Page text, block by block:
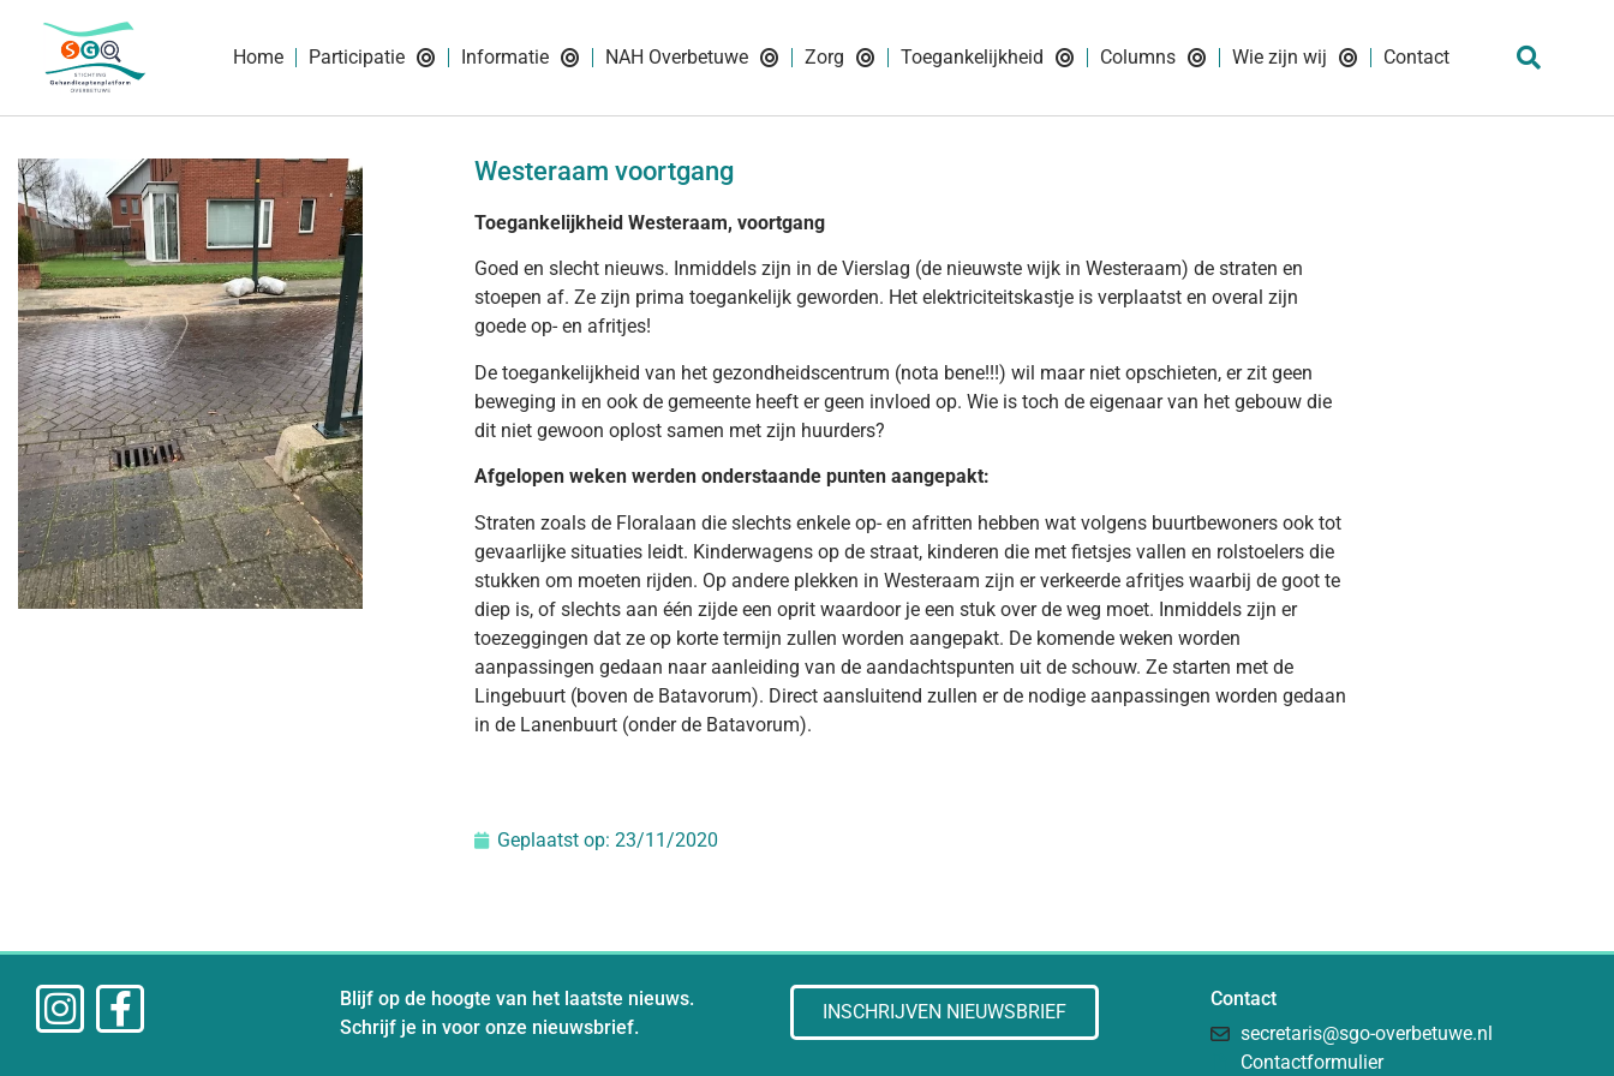
Home Participatie Informatie NAH Overbetuwe Zorg Toegankelijkheid Columns Wie zijn wij Contact
Westeraam voortgang
Toegankelijkheid Westeraam, voortgang
Goed en slecht nieuws. Inmiddels zijn in de Vierslag (de nieuwste wijk in Westeraam) de straten en
stoepen af. Ze zijn prima toegankelijk geworden. Het elektriciteitskastje is verplaatst en overal zijn
goede op- en afritjes!
De toegankelijkheid van het gezondheidscentrum (nota bene!!!) wil maar niet opschieten, er zit geen
beweging in en ook de gemeente heeft er geen invloed op. Wie is toch de eigenaar van het gebouw die
dit niet gewoon oplost samen met zijn huurders?
Afgelopen weken werden onderstaande punten aangepakt:
Straten zoals de Floralaan die slechts enkele op- en afritten hebben wat volgens buurtbewoners ook tot
gevaarlijke situaties leidt. Kinderwagens op de straat, kinderen die met fietsjes vallen en rolstoelers die
stukken om moeten rijden. Op andere plekken in Westeraam zijn er verkeerde afritjes waarbij de goot te
diep is, of slechts aan één zijde een oprit waardoor je een stuk over de weg moet. Inmiddels zijn er
toezeggingen dat ze op korte termijn zullen worden aangepakt. De komende weken worden
aanpassingen gedaan naar aanleiding van de aandachtspunten uit de schouw. Ze starten met de
Lingebuurt (boven de Batavorum). Direct aansluitend zullen er de nodige aanpassingen worden gedaan
in de Lanenbuurt (onder de Batavorum).
Geplaatst op: 23/11/2020
Blijf op de hoogte van het laatste nieuws.
Schrijf je in voor onze nieuwsbrief.
INSCHRIJVEN NIEUWSBRIEF
Contact
secretaris@sgo-overbetuwe.nl
Contactformulier